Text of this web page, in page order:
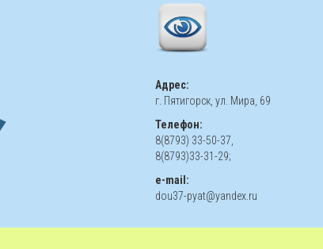
Адрес:
г. Пятигорск, ул. Мира, 69
Телефон:
8(8793) 33-50-37,
8(8793)33-31-29;
e-mail:
dou37-pyat@yandex.ru